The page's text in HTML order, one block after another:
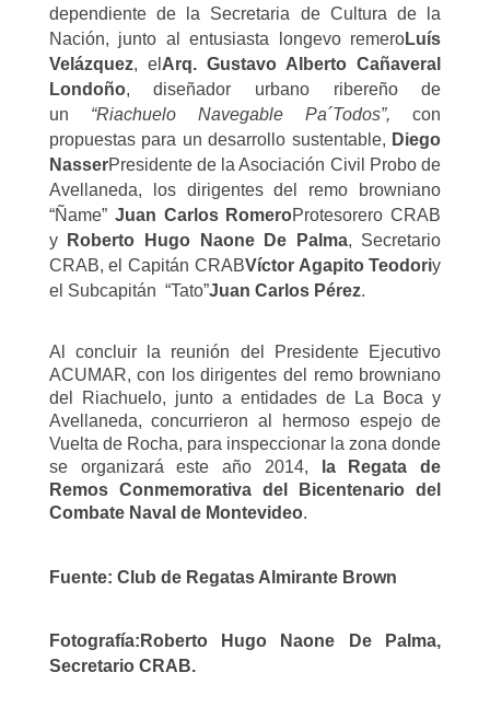
dependiente de la Secretaria de Cultura de la
Nación, junto al entusiasta longevo remeroLuís
Velázquez, el Arq. Gustavo Alberto Cañaveral
Londoño, diseñador urbano ribereño de
un “Riachuelo Navegable Pa´Todos”, con
propuestas para un desarrollo sustentable, Diego
NasserPresidente de la Asociación Civil Probo de
Avellaneda, los dirigentes del remo browniano
“Ñame” Juan Carlos RomeroProtesorero CRAB
y
Roberto Hugo Naone De Palma, Secretario
CRAB, el Capitán CRABVíctor Agapito Teodoriy
el Subcapitán “Tato”Juan Carlos Pérez.
Al concluir la reunión del Presidente Ejecutivo
ACUMAR, con los dirigentes del remo browniano
del Riachuelo, junto a entidades de La Boca y
Avellaneda, concurrieron al hermoso espejo de
Vuelta de Rocha, para inspeccionar la zona donde
se organizará este año 2014,
la Regata de
Remos Conmemorativa del Bicentenario del
Combate Naval de Montevideo.
Fuente: Club de Regatas Almirante Brown
Fotografía:Roberto Hugo Naone De Palma,
Secretario CRAB.